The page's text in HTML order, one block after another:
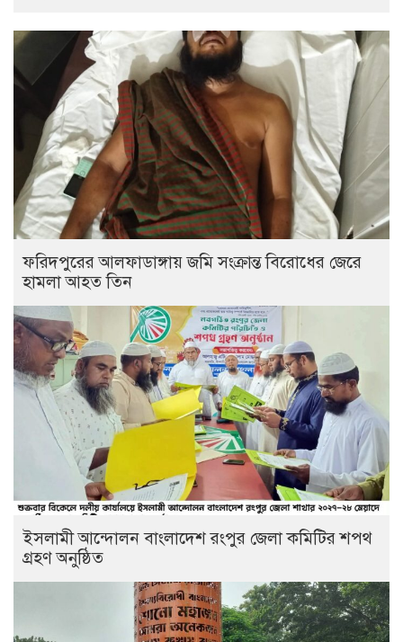
ফরিদপুরের আলফাডাঙ্গায় জমি সংক্রান্ত বিরোধের জেরে
হামলা আহত তিন
ইসলামী আন্দোলন বাংলাদেশ রংপুর জেলা কমিটির শপথ
গ্রহণ অনুষ্ঠিত